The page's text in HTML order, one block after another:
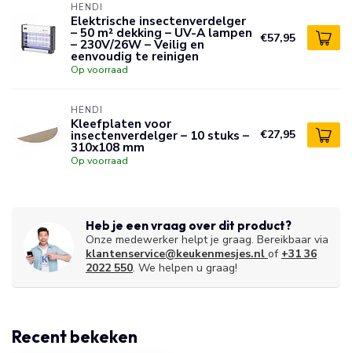
HENDI
Elektrische insectenverdelger
– 50 m² dekking – UV-A lampen
– 230V/26W – Veilig en
eenvoudig te reinigen
Op voorraad
€57,95
HENDI
Kleefplaten voor
insectenverdelger – 10 stuks –
310x108 mm
Op voorraad
€27,95
Heb je een vraag over dit product?
Onze medewerker helpt je graag. Bereikbaar via
klantenservice@keukenmesjes.nl of +31 36
2022 550. We helpen u graag!
Recent bekeken